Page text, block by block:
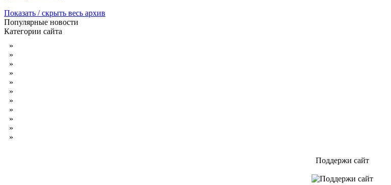
Показать / скрыть весь архив
Популярные новости
Категории сайта
»
»
»
»
»
»
»
»
»
»
»
Поддержи сайт